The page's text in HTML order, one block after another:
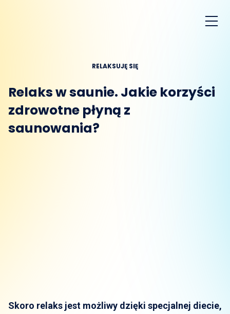
RELAKSUJĘ SIĘ
Relaks w saunie. Jakie korzyści
zdrowotne płyną z
saunowania?
Skoro relaks jest możliwy dzięki specjalnej diecie,